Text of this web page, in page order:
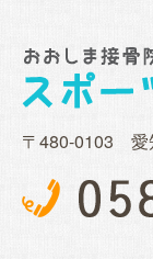
〒480-0103 愛